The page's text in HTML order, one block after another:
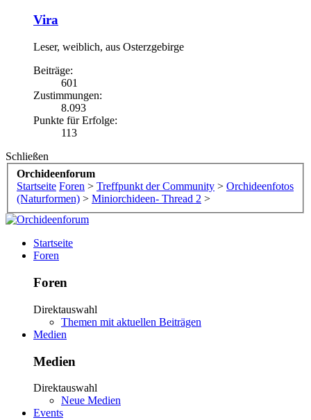
Vira
Leser, weiblich, aus Osterzgebirge
Beiträge:
601
Zustimmungen:
8.093
Punkte für Erfolge:
113
Schließen
Orchideenforum
Startseite Foren > Treffpunkt der Community > Orchideenfotos
(Naturformen) > Miniorchideen- Thread 2 >
Startseite
Foren
Foren
Direktauswahl
Themen mit aktuellen Beiträgen
Medien
Medien
Direktauswahl
Neue Medien
Events